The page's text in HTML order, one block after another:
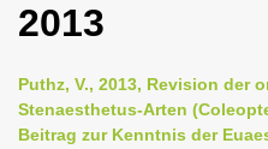
i
2013
Puthz, V., 2013, Revision der
Stenaesthetus-Arten
Beitrag zur Kenntnis der